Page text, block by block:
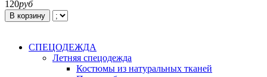
120руб
В корзину
СПЕЦОДЕЖДА
Летняя спецодежда
Костюмы из натуральных тканей